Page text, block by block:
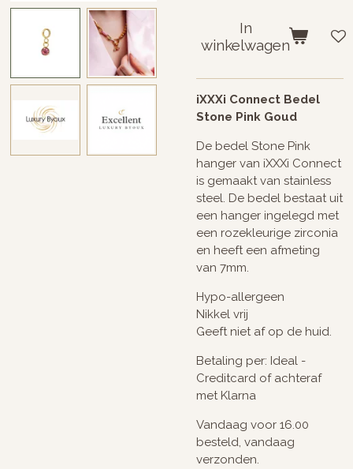
In
winkelwagen
iXXXi Connect Bedel
Stone Pink Goud
De bedel Stone Pink
hanger van iXXXi Connect
is gemaakt van stainless
steel. De bedel bestaat uit
een hanger ingelegd met
een rozekleurige zirconia
en heeft een afmeting
van 7mm.
Hypo-allergeen
Nikkel vrij
Geeft niet af op de huid.
Betaling per: Ideal -
Creditcard of achteraf
met Klarna
Vandaag voor 16.00
besteld, vandaag
verzonden.